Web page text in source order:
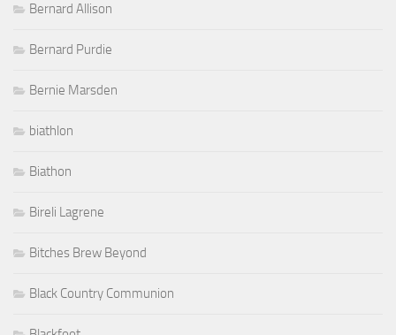
Bernard Allison
Bernard Purdie
Bernie Marsden
biathlon
Biathon
Bireli Lagrene
Bitches Brew Beyond
Black Country Communion